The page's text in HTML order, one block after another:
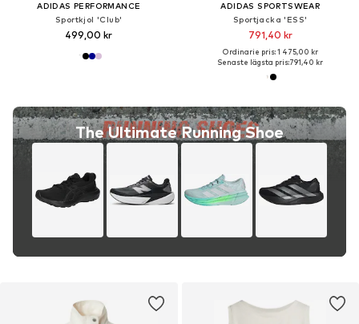
ADIDAS PERFORMANCE
Sportkjol 'Club'
499,00 kr
The Ultimate Running Shoe
ADIDAS SPORTSWEAR
Sportjacka 'ESS'
791,40 kr
Ordinarie pris: 1 475,00 kr
Senaste lägsta pris:791,40 kr